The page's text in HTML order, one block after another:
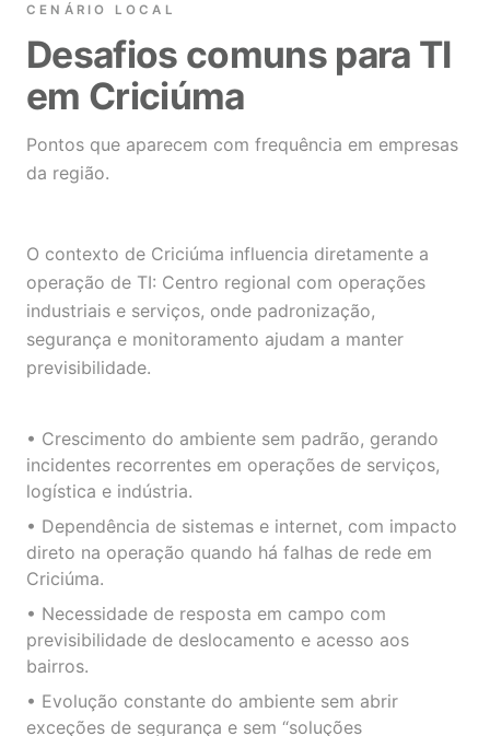
CENÁRIO LOCAL
Desafios comuns para TI
em Criciúma
Pontos que aparecem com frequência em empresas
da região.
O contexto de Criciúma influencia diretamente a
operação de TI: Centro regional com operações
industriais e serviços, onde padronização,
segurança e monitoramento ajudam a manter
previsibilidade.
• Crescimento do ambiente sem padrão, gerando
incidentes recorrentes em operações de serviços,
logística e indústria.
• Dependência de sistemas e internet, com impacto
direto na operação quando há falhas de rede em
Criciúma.
• Necessidade de resposta em campo com
previsibilidade de deslocamento e acesso aos
bairros.
• Evolução constante do ambiente sem abrir
exceções de segurança e sem “soluções